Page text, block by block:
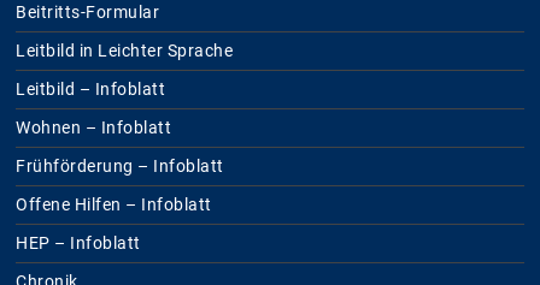
Beitritts-Formular
Leitbild in Leichter Sprache
Leitbild – Infoblatt
Wohnen – Infoblatt
Frühförderung – Infoblatt
Offene Hilfen – Infoblatt
HEP – Infoblatt